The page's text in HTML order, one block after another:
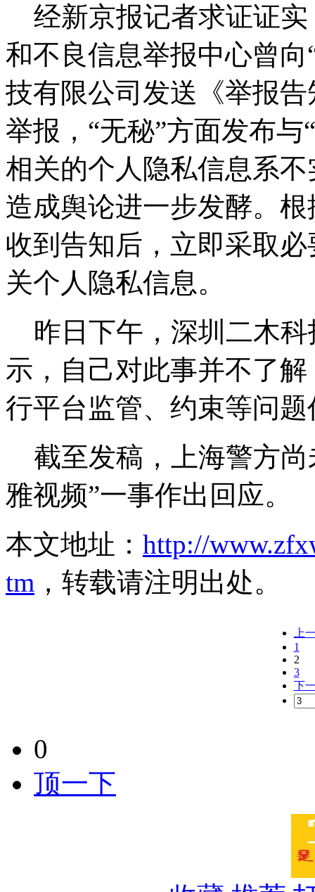
经新京报记者求证证实
和不良信息举报中心曾
技有限公司发送《举报
举报，“无秘”方面发布
相关的个人隐私信息系
造成舆论进一步发酵。
收到告知后，立即采取
关个人隐私信息。
昨日下午，深圳二木科
示，自己对此事并不了
行平台监管、约束等问
截至发稿，上海警方尚
雅视频”一事作出回应。
本文地址： http://
tm ，转载请注明出处。
上
1
2
3
下
0
顶一下